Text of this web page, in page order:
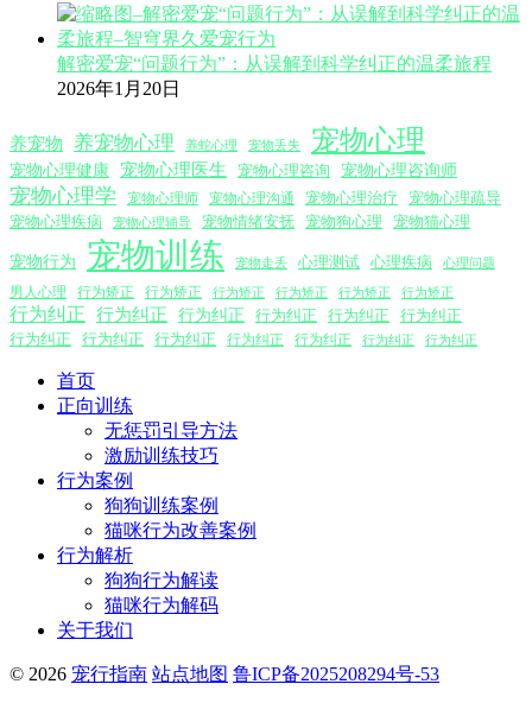
解密爱宠“问题行为”：从误解到科学纠正的温柔旅程
2026年1月20日
养宠物 养宠物心理 养蛇心理 宠物丢失 宠物心理
宠物心理健康 宠物心理医生 宠物心理咨询 宠物心理咨询师
宠物心理学 宠物心理师 宠物心理沟通 宠物心理治疗
宠物心理疏导
宠物心理疾病
宠物心理辅导 宠物情绪安抚 宠物狗心理 宠物猫心理
宠物行为 宠物训练 宠物走丢 心理测试 心理疾病 心理问题
男人心理 行为矫正 行为矫正 行为矫正 行为矫正 行为矫正 行为矫正
行为纠正 行为纠正 行为纠正 行为纠正 行为纠正
行为纠正
行为纠正
行为纠正 行为纠正 行为纠正 行为纠正 行为纠正 行为纠正
首页
正向训练
无惩罚引导方法
激励训练技巧
行为案例
狗狗训练案例
猫咪行为改善案例
行为解析
狗狗行为解读
猫咪行为解码
关于我们
© 2026 宠行指南 站点地图 鲁ICP备2025208294号-53